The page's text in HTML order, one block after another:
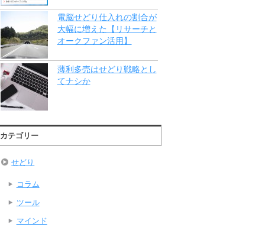
電脳せどり仕入れの割合が
大幅に増えた【リサーチと
オークファン活用】
薄利多売はせどり戦略とし
てナシか
カテゴリー
せどり
コラム
ツール
マインド